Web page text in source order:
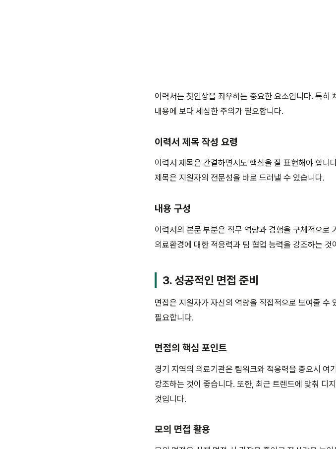
이력서는 첫인상을 좌우하는 중요한 요소입니다. 특히
내용에 보다 세심한 주의가 필요합니다.
이력서 제목 작성 요령
이력서 제목은 간결하면서도 핵심을 잘 표현해야 합니
제목은 지원자의 전문성을 바로 드러낼 수 있습니다.
내용 구성
이력서의 본문 부분은 직무 역량과 경험을 구체적으로
의료환경에 대한 적응력과 팀 협업 능력을 강조하는 것
3. 성공적인 면접 준비
면접은 지원자가 자신의 역량을 직접적으로 보여줄 수
필요합니다.
면접의 핵심 포인트
경기 지역의 의료기관은 팀워크와 적응력을 중요시 여
강조하는 것이 좋습니다. 또한, 최근 트렌드에 맞춰 디
것입니다.
모의 면접 활용